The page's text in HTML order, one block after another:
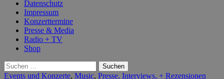
Datenschutz
Impressum
Konzerttermine
Presse & Media
Radio + TV
Shop
Suchen
nach:
Events und Konzerte, Music, Presse, Interviews, + Rezensionen